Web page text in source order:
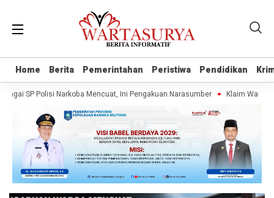
Home Berita Pemerintahan Peristiwa Pendidikan
Home Berita Pemerintahan Peristiwa Pendidikan
SP Polisi Narkoba Mencuat, Ini Pengakuan Narasumber Klaim Wartawan